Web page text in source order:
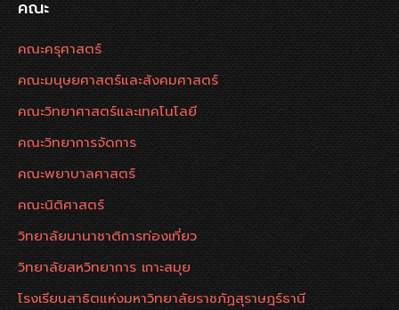
คณะ
คณะครุศาสตร์
คณะมนุษยศาสตร์และสังคมศาสตร์
คณะวิทยาศาสตร์และเทคโนโลยี
คณะวิทยาการจัดการ
คณะพยาบาลศาสตร์
คณะนิติศาสตร์
วิทยาลัยนานาชาติการท่องเที่ยว
วิทยาลัยสหวิทยาการ เกาะสมุย
โรงเรียนสาธิตแห่งมหาวิทยาลัยราชภัฏสุราษฎร์ธานี